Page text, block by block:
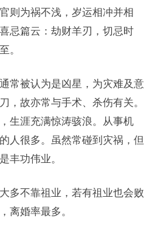
则为祸不浅，岁运相冲并相
忌篇云：劫财羊刃，切忌时
。
常被认为是凶星，为灾难及意
，故亦常与手术、杀伤有关。
生涯充满惊涛骇浪。从事机
人很多。虽然常碰到灾祸，但
丰功伟业。
多不靠祖业，若有祖业也会败
离婚率最多。